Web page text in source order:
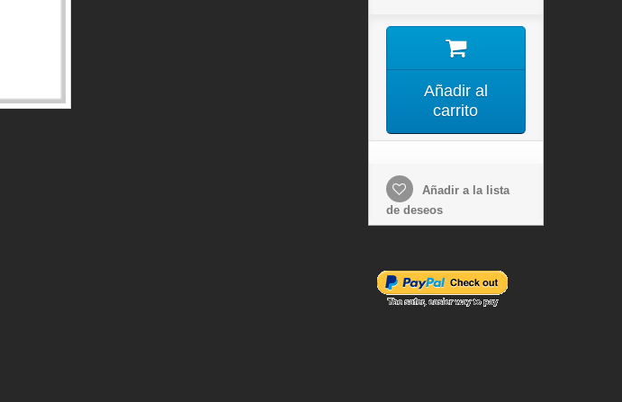
Añadir al
carrito
Añadir a la lista
de deseos